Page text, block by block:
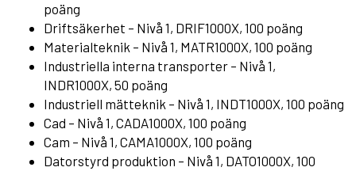
poäng
Driftsäkerhet – Nivå 1, DRIF1000X, 100 poäng
Materialteknik – Nivå 1, MATR1000X, 100 poäng
Industriella interna transporter – Nivå 1,
INDR1000X, 50 poäng
Industriell mätteknik – Nivå 1, INDT1000X, 100 poäng
Cad – Nivå 1, CADA1000X, 100 poäng
Cam – Nivå 1, CAMA1000X, 100 poäng
Datorstyrd produktion – Nivå 1, DATO1000X, 100